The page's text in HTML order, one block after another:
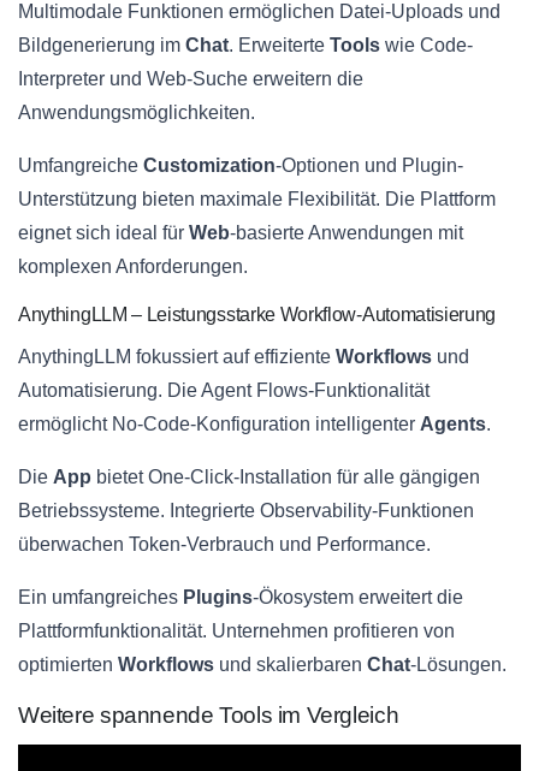
Multimodale Funktionen ermöglichen Datei-Uploads und
Bildgenerierung im Chat. Erweiterte Tools wie Code-
Interpreter und Web-Suche erweitern die
Anwendungsmöglichkeiten.
Umfangreiche Customization-Optionen und Plugin-
Unterstützung bieten maximale Flexibilität. Die Plattform
eignet sich ideal für Web-basierte Anwendungen mit
komplexen Anforderungen.
AnythingLLM – Leistungsstarke Workflow-Automatisierung
AnythingLLM fokussiert auf effiziente Workflows und
Automatisierung. Die Agent Flows-Funktionalität
ermöglicht No-Code-Konfiguration intelligenter Agents.
Die App bietet One-Click-Installation für alle gängigen
Betriebssysteme. Integrierte Observability-Funktionen
überwachen Token-Verbrauch und Performance.
Ein umfangreiches Plugins-Ökosystem erweitert die
Plattformfunktionalität. Unternehmen profitieren von
optimierten Workflows und skalierbaren Chat-Lösungen.
Weitere spannende Tools im Vergleich